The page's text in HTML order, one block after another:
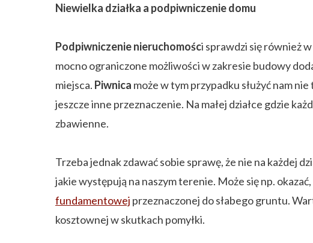
Niewielka działka a podpiwniczenie domu
Podpiwniczenie nieruchomości sprawdzi się również
mocno ograniczone możliwości w zakresie budowy
miejsca. Piwnica może w tym przypadku służyć nam
jeszcze inne przeznaczenie. Na małej działce gdzie
zbawienne.
Trzeba jednak zdawać sobie sprawę, że nie na każdej
jakie występują na naszym terenie. Może się np.
fundamentowej przeznaczonej do słabego gruntu.
kosztownej w skutkach pomyłki.